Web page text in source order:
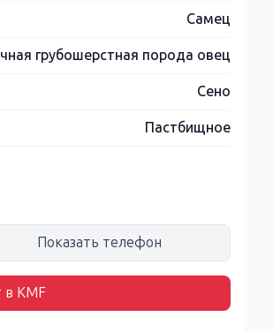
Самец
грубошерстная порода овец
Сено
Пастбищное
Показать телефон
KMF